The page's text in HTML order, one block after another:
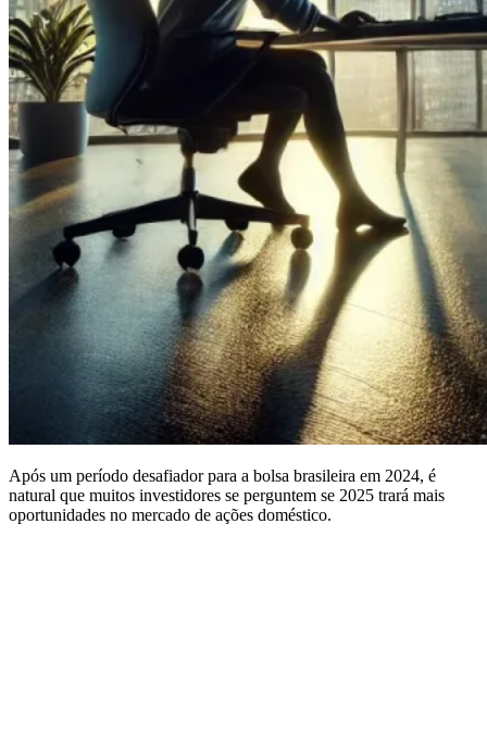
Após um período desafiador para a bolsa brasileira em 2024, é
natural que muitos investidores se perguntem se 2025 trará mais
oportunidades no mercado de ações doméstico.